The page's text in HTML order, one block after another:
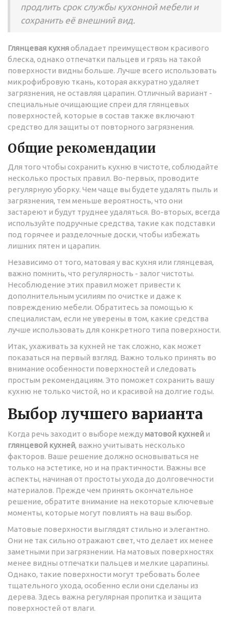
продлить срок службы кухонной мебели и
сохранить её внешний вид.
Глянцевая кухняобладает преимуществом красивого
блеска, однако отпечатки пальцев и грязь на такой
поверхности видны больше. Лучше всего использовать
микрофибровую ткань, которая аккуратно удаляет
загрязнения, не оставляя царапин. Отличный вариант -
специальные очищающие спреи для глянцевых
поверхностей, которые в состав также включают
средство для защиты от повторного загрязнения.
Общие рекомендации
Для того чтобы сохранить кухню в чистоте, соблюдайте
несколько простых правил. Во-первых, проводите
регулярную уборку. Чем чаще вы будете удалять пыль и
загрязнения, тем меньше вероятность, что они
застареют и будут труднее удаляться. Во-вторых, всегда
используйте подручные средства, такие как подставки
под горячее и разделочные доски, чтобы избежать
лишних пятен и царапин.
Независимо от того, матовая у вас кухня или глянцевая,
важно помнить, что регулярность - залог чистоты.
Несоблюдение этих правил может привести к
дополнительным усилиям по очистке и даже к
повреждению мебели. Обратитесь за помощью к
специалистам, если не уверены в том, какие средства
лучше использовать для конкретного типа поверхности.
Итак, ухаживать за кухней не так сложно, как может
показаться на первый взгляд. Важно только принять во
внимание особенности поверхностей и следовать
простым рекомендациям. Это поможет сохранить вашу
кухню не только чистой, но и красивой на долгие годы.
Выбор лучшего варианта
Когда речь заходит о выборе междуматовой кухней и
глянцевой кухней, важно учитывать несколько
факторов. Ваше решение должно основываться не
только на эстетике, но и на практичности. Важны все
аспекты, начиная от простоты ухода до долговечности
материалов. Прежде чем принять окончательное
решение, обратите внимание на некоторые ключевые
моменты, которые могут повлиять на ваш выбор.
Матовые поверхности выглядят стильно и элегантно.
Они не так сильно отражают свет, что делает их менее
заметными при загрязнении. На матовых поверхностях
менее видны отпечатки пальцев и мелкие царапины.
Однако, такие поверхности могут требовать более
тщательного ухода, особенно если они сделаны из
дерева. Здесь важна регулярная пропитка и защита
поверхностей от влаги.